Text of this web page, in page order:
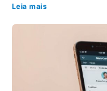
Leia mais